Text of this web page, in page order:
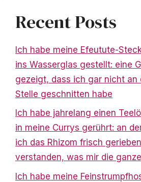
Recent Posts
Ich habe meine Efeutute-
ins Wasserglas gestellt: eine
gezeigt, dass ich gar nicht an
Stelle geschnitten habe
Ich habe jahrelang einen
in meine Currys gerührt: an
ich das Rhizom frisch
verstanden, was mir die
Ich habe meine